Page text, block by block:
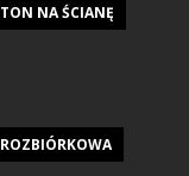
NA ŚCIANĘ